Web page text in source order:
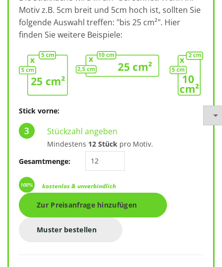
Motiv z.B. 5cm breit und 5cm hoch ist, sollten Sie
folgende Auswahl treffen: "bis 25 cm²". Hier
finden Sie weitere Beispiele:
Stick vorne:
Stückzahl angeben
Mindestens 12 Stück pro Motiv.
Gesamtmenge:
kostenlos & unverbindlich
Muster bestellen